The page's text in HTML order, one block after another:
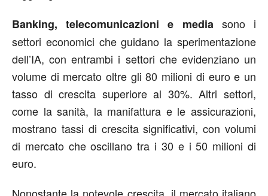
Banking, telecomunicazioni e media sono i
settori economici che guidano la sperimentazione
dell’IA, con entrambi i settori che evidenziano un
volume di mercato oltre gli 80 milioni di euro e un
tasso di crescita superiore al 30%. Altri settori,
come la sanità, la manifattura e le assicurazioni,
mostrano tassi di crescita significativi, con volumi
di mercato che oscillano tra i 30 e i 50 milioni di
euro.